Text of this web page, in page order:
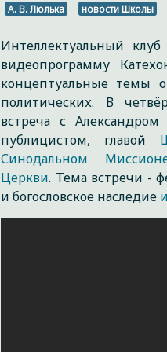
А. В. Люлька новости Школы
Интеллектуальный
видеопрограмму
концептуальные темы
политических. В
встреча с
публицистом, главой
Синодальном
Церкви. Тема встречи -
и богословское наследие